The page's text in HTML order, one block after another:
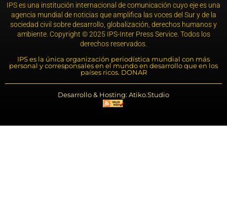
IPS es una institución internacional de comunicación cuyo eje es una
agencia mundial de noticias que amplifica las voces del Sur y de la
sociedad civil sobre desarrollo, globalización, derechos humanos y
ambiente. Copyright © 2025 IPS-Inter Press Service. Todos los
derechos reservados.
IPS es la única organización periodística mundial con más
personal y corresponsales en el mundo en desarrollo que en los
países ricos. DONAR
Desarrollo & Hosting: Atiko.Studio